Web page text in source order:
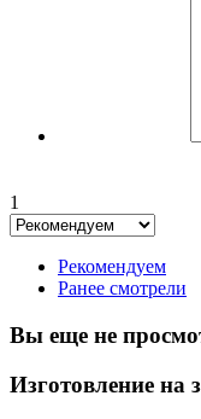
1
Рекомендуем
Ранее смотрели
Вы еще не
Изготовление на